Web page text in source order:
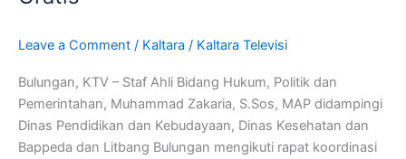
Leave a Comment / Kaltara / Kaltara Televisi
Bulungan, KTV – Staf Ahli Bidang Hukum, Politik dan
Pemerintahan, Muhammad Zakaria, S.Sos, MAP didampingi
Dinas Pendidikan dan Kebudayaan, Dinas Kesehatan dan
Bappeda dan Litbang Bulungan mengikuti rapat koordinasi